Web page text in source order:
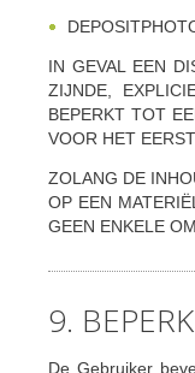
IN GEVAL EEN
ZIJNDE,
BEPERKT TOT
VOOR HET
ZOLANG DE
OP EEN
GEEN ENKELE
9.
De Gebruiker